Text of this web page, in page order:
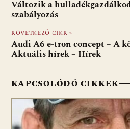
o
o
k
p
p
Változik a
szabályozás
KÖVETKEZŐ CIKK »
Audi A6 e-tron concept – A
Aktuális hírek – Hírek
KAPCSOLÓDÓ CIKKEK